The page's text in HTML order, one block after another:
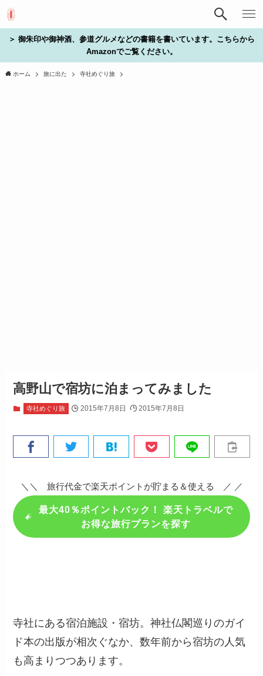
＞ 御朱印や御神酒、参道グルメなどの書籍を書いています。こちらから
Amazonでご覧ください。
ホーム 旅に出た 寺社めぐり旅
高野山で宿坊に泊まってみました
寺社めぐり旅 2015年7月8日 2015年7月8日
＼＼ 旅行代金で楽天ポイントが貯まる＆使える ／ ／
最大40％ポイントバック！ 楽天トラベルで
お得な旅行プランを探す
寺社にある宿泊施設・宿坊。神社仏閣巡りのガイ
ド本の出版が相次ぐなか、数年前から宿坊の人気
も高まりつつあります。